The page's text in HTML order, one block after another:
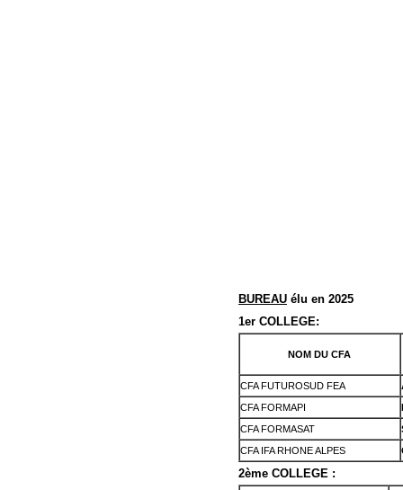
BUREAU élu en 2025
1er COLLEGE:
NOM DU CFA
CFA FUTUROSUD FEA
CFA FORMAPI
CFA FORMASAT
CFA IFA RHONE ALPES
2ème COLLEGE :